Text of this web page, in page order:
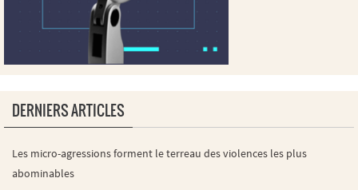
DERNIERS ARTICLES
Les micro-agressions forment le terreau des violences les plus
abominables